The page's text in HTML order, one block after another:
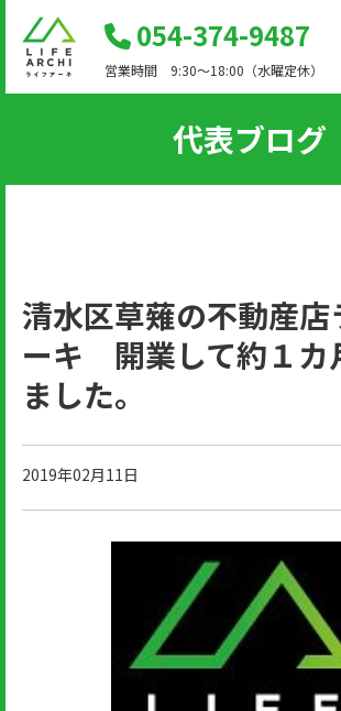
054-374-9487
営業時間 9:30～18:00（水曜定休）
代表ブログ
清水区草薙の不動産店
ーキ 開業して約１カ
ました。
2019年02月11日